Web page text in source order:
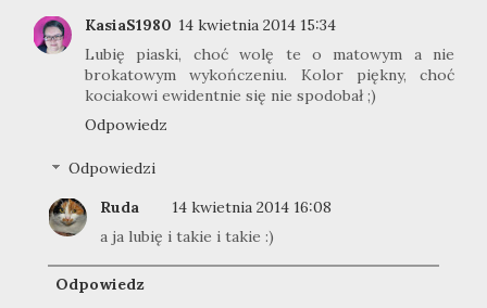
KasiaS1980 14 kwietnia 2014 15:34
Lubię piaski, choć wolę te o matowym a nie
brokatowym wykończeniu. Kolor piękny, choć
kociakowi ewidentnie się nie spodobał ;)
Odpowiedz
Odpowiedzi
Ruda
14 kwietnia 2014 16:08
a ja lubię i takie i takie :)
Odpowiedz